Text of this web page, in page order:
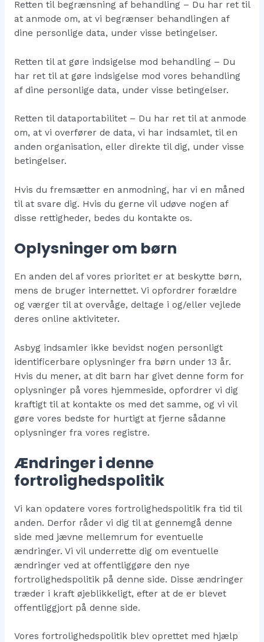
Retten til begrænsning af behandling – Du har ret til
at anmode om, at vi begrænser behandlingen af
dine personlige data, under visse betingelser.
Retten til at gøre indsigelse mod behandling – Du
har ret til at gøre indsigelse mod vores behandling
af dine personlige data, under visse betingelser.
Retten til dataportabilitet – Du har ret til at anmode
om, at vi overfører de data, vi har indsamlet, til en
anden organisation, eller direkte til dig, under visse
betingelser.
Hvis du fremsætter en anmodning, har vi en måned
til at svare dig. Hvis du gerne vil udøve nogen af
disse rettigheder, bedes du kontakte os.
Oplysninger om børn
En anden del af vores prioritet er at beskytte børn,
mens de bruger internettet. Vi opfordrer forældre
og værger til at overvåge, deltage i og/eller vejlede
deres online aktiviteter.
Asbyg indsamler ikke bevidst nogen personligt
identificerbare oplysninger fra børn under 13 år.
Hvis du mener, at dit barn har givet denne form for
oplysninger på vores hjemmeside, opfordrer vi dig
kraftigt til at kontakte os med det samme, og vi vil
gøre vores bedste for hurtigt at fjerne sådanne
oplysninger fra vores registre.
Ændringer i denne
fortrolighedspolitik
Vi kan opdatere vores fortrolighedspolitik fra tid til
anden. Derfor råder vi dig til at gennemgå denne
side med jævne mellemrum for eventuelle
ændringer. Vi vil underrette dig om eventuelle
ændringer ved at offentliggøre den nye
fortrolighedspolitik på denne side. Disse ændringer
træder i kraft øjeblikkeligt, efter at de er blevet
offentliggjort på denne side.
Vores fortrolighedspolitik blev oprettet med hjælp